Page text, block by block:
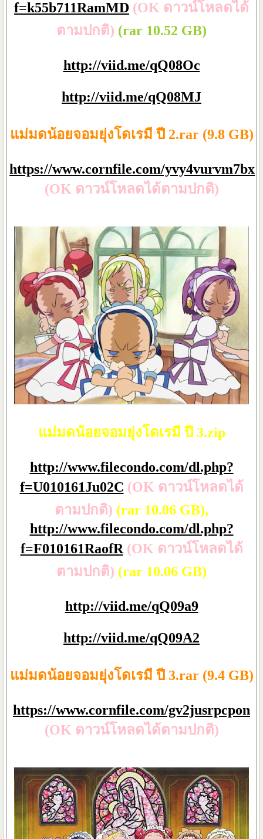
f=k55b711RamMD (OK ดาวน์โหลดได้
ตามปกติ) (rar 10.52 GB)
http://viid.me/qQ08Oc
http://viid.me/qQ08MJ
แม่มดน้อยจอมยุ่งโดเรมี ปี 2.rar (9.8 GB)
https://www.cornfile.com/yvy4vurvm7bx
(OK ดาวน์โหลดได้ตามปกติ)
แม่มดน้อยจอมยุ่งโดเรมี ปี 3.zip
http://www.filecondo.com/dl.php?
f=U010161Ju02C (OK ดาวน์โหลดได้
ตามปกติ) (rar 10.06 GB),
http://www.filecondo.com/dl.php?
f=F010161RaofR (OK ดาวน์โหลดได้
ตามปกติ) (rar 10.06 GB)
http://viid.me/qQ09a9
http://viid.me/qQ09A2
แม่มดน้อยจอมยุ่งโดเรมี ปี 3.rar (9.4 GB)
https://www.cornfile.com/gv2jusrpcpon
(OK ดาวน์โหลดได้ตามปกติ)